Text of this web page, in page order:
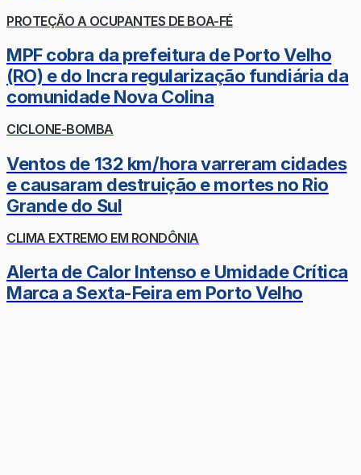
PROTEÇÃO A OCUPANTES DE BOA-FÉ
MPF cobra da prefeitura de Porto Velho
(RO) e do Incra regularização fundiária da
comunidade Nova Colina
CICLONE-BOMBA
Ventos de 132 km/hora varreram cidades
e causaram destruição e mortes no Rio
Grande do Sul
CLIMA EXTREMO EM RONDÔNIA
Alerta de Calor Intenso e Umidade Crítica
Marca a Sexta-Feira em Porto Velho